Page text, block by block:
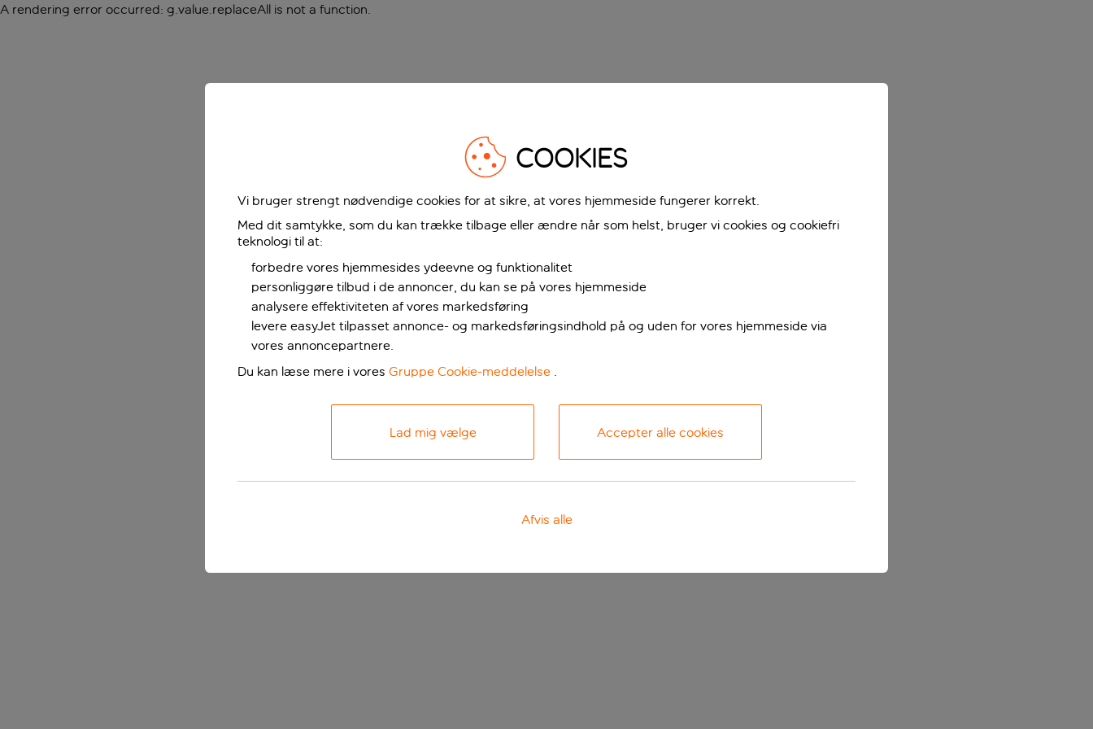
A rendering error occurred: g.value.replaceAll is not a function.
COOKIES
Vi bruger strengt nødvendige cookies for at sikre, at vores hjemmeside fungerer korrekt.
Med dit samtykke, som du kan trække tilbage eller ændre når som helst, bruger vi cookies og cookiefri
teknologi til at:
forbedre vores hjemmesides ydeevne og funktionalitet
personliggøre tilbud i de annoncer, du kan se på vores hjemmeside
analysere effektiviteten af vores markedsføring
levere easyJet tilpasset annonce- og markedsføringsindhold på og uden for vores hjemmeside via
vores annoncepartnere.
Du kan læse mere i vores Gruppe Cookie-meddelelse .
Lad mig vælge Accepter alle cookies
Afvis alle